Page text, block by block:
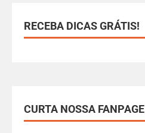
RECEBA DICAS GRÁTIS!
CURTA NOSSA FANPAGE